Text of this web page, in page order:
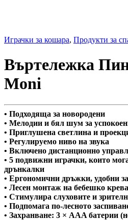
Играчки за кошара, Продукти за
Въртележка
Moni
• Подходяща за новородени
• Мелодии и бял шум за
• Приглушена светлина и
• Регулируемо ниво на звука
• Включено дистанционно
• 5 подвижни играчки, които
дрънкалки
• Ергономични дръжки, удобни
• Лесен монтаж на бебешко
• Стимулира слуховите и
• Подпомага по-лесното
• Захранване: 3 × AAA батерии